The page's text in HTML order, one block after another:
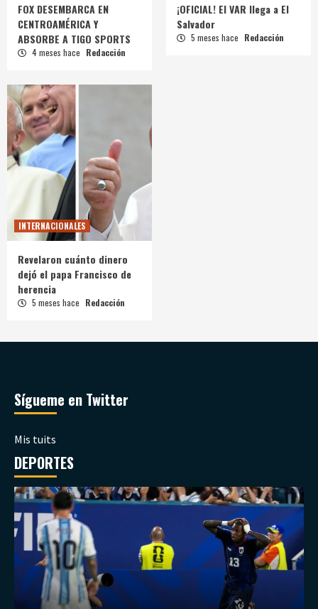
FOX DESEMBARCA EN
CENTROAMÉRICA Y
ABSORBE A TIGO SPORTS
4 meses hace Redacción
¡OFICIAL! El VAR llega a El
Salvador
5 meses hace Redacción
INTERNACIONALES
Revelaron cuánto dinero
dejó el papa Francisco de
herencia
5 meses hace Redacción
Sígueme en Twitter
Mis tuits
DEPORTES